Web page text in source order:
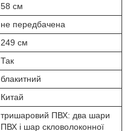
58 см
не передбачена
249 см
Так
блакитний
Китай
тришаровий ПВХ: два шари
ПВХ і шар скловолоконної